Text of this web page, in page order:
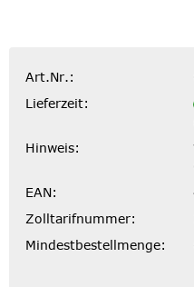
Art.Nr.:
Lieferzeit:
Hinweis:
EAN:
Zolltarifnummer:
Mindestbestellmenge: